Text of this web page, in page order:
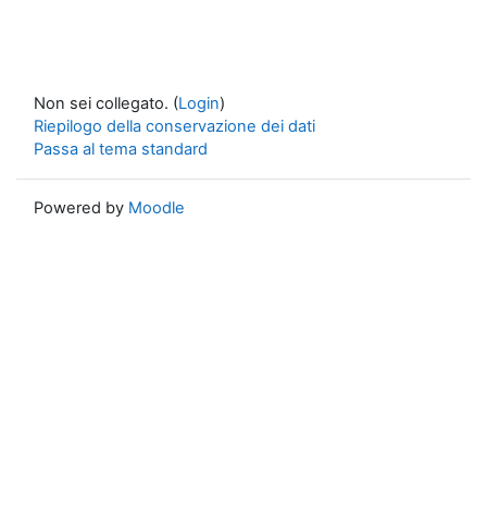
Non sei collegato. (Login)
Riepilogo della conservazione dei dati
Passa al tema standard
Powered by Moodle